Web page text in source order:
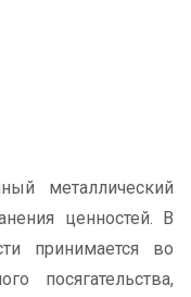
металлический
ценностей. В
принимается во
посягательства,